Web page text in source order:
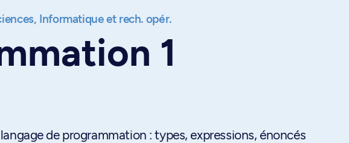
Informatique et rech. opér.
1
de programmation : types, expressions, énoncés